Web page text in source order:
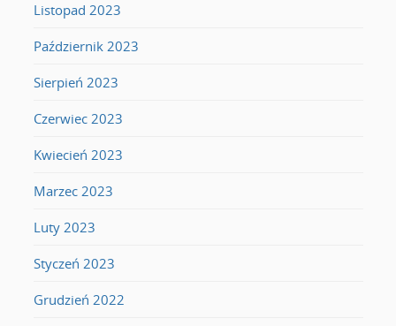
Listopad 2023
Październik 2023
Sierpień 2023
Czerwiec 2023
Kwiecień 2023
Marzec 2023
Luty 2023
Styczeń 2023
Grudzień 2022